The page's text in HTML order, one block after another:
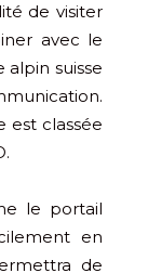
de visiter
avec le
alpin suisse
est classée
le portail
en
de